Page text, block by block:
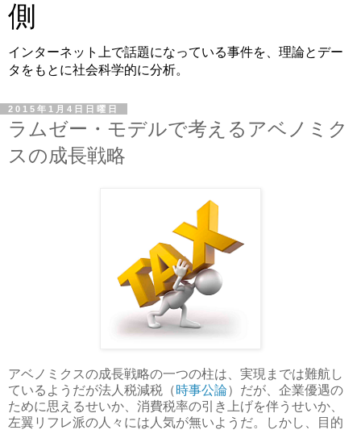
側
インターネット上で話題になっている事件を、理論とデー
タをもとに社会科学的に分析。
2015年1月4日日曜日
ラムゼー・モデルで考えるアベノミク
スの成長戦略
アベノミクスの成長戦略の一つの柱は、実現までは難航し
ているようだが法人税減税（時事公論）だが、企業優遇の
ために思えるせいか、消費税率の引き上げを伴うせいか、
左翼リフレ派の人々には人気が無いようだ。しかし、目的